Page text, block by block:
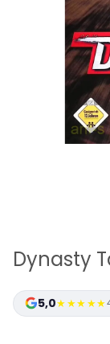
Dynasty
5,0★★★★★